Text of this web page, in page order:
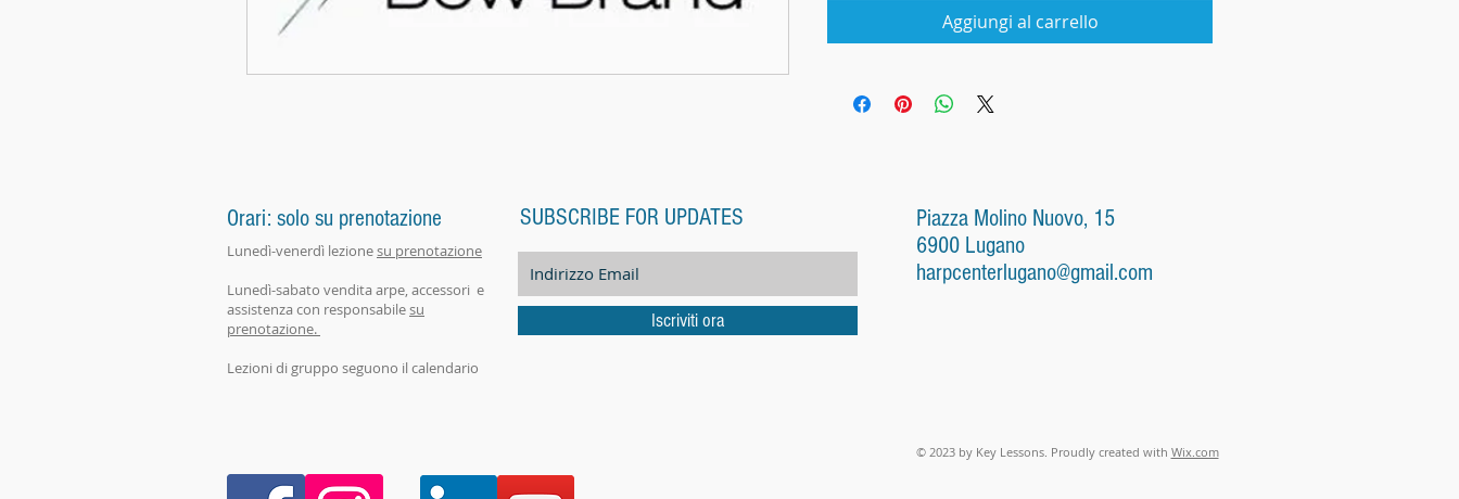
Aggiungi al carrello
Orari: solo su prenotazione
Lunedì-venerdì lezionesu prenotazione
Lunedì-sabato vendita arpe, accessori e
assistenza con responsabilesu
prenotazione.
Lezioni di gruppo seguono il calendario
SUBSCRIBE FOR UPDATES
Iscriviti ora
Piazza Molino Nuovo, 15
6900 Lugano
harpcenterlugano@gmail.com
© 2023 by Key Lessons. Proudly created with Wix.com